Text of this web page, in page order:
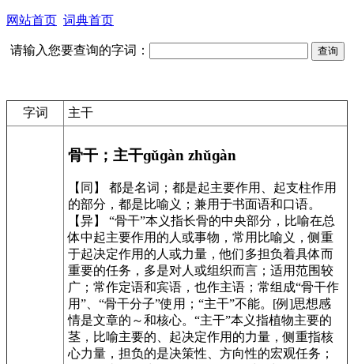
网站首页 词典首页
请输入您要查询的字词：
字词 主干
骨干；主干ɡǔɡàn zhǔɡàn
【同】 都是名词；都是起主要作用、起支柱作用
的部分，都是比喻义；兼用于书面语和口语。
【异】 “骨干”本义指长骨的中央部分，比喻在总
体中起主要作用的人或事物，常用比喻义，侧重
于起决定作用的人或力量，他们多担负着具体而
重要的任务，多是对人或组织而言；适用范围较
广；常作定语和宾语，也作主语；常组成“骨干作
用”、“骨干分子”使用；“主干”不能。[例]思想感
情是文章的～和核心。“主干”本义指植物主要的
茎，比喻主要的、起决定作用的力量，侧重指核
心力量，担负的是决策性、方向性的宏观任务；